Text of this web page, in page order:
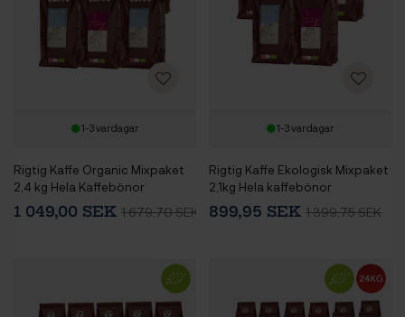
1-3 vardagar
Rigtig Kaffe Organic Mixpaket
2,4 kg Hela Kaffebönor
1 049,00 SEK 1 679,70 SEK
1-3 vardagar
Rigtig Kaffe Ekologisk Mixpaket
2,1kg Hela kaffebönor
899,95 SEK 1 399,75 SEK